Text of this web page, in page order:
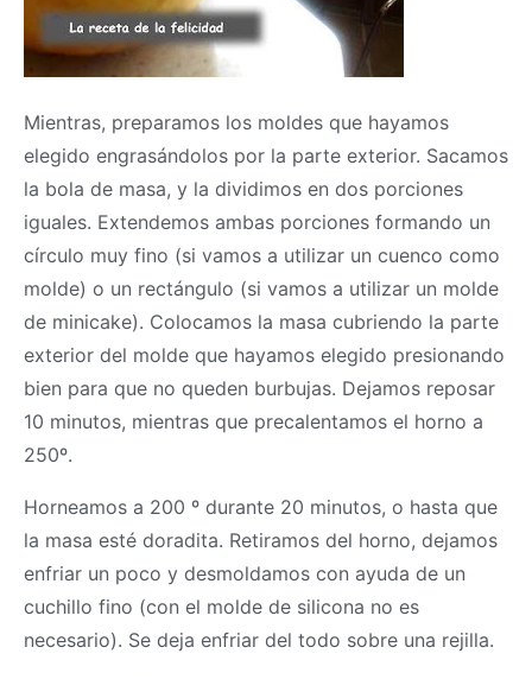
Mientras, preparamos los moldes que hayamos
elegido engrasándolos por la parte exterior. Sacamos
la bola de masa, y la dividimos en dos porciones
iguales. Extendemos ambas porciones formando un
círculo muy fino (si vamos a utilizar un cuenco como
molde) o un rectángulo (si vamos a utilizar un molde
de minicake). Colocamos la masa cubriendo la parte
exterior del molde que hayamos elegido presionando
bien para que no queden burbujas. Dejamos reposar
10 minutos, mientras que precalentamos el horno a
250º.
Horneamos a 200 º durante 20 minutos, o hasta que
la masa esté doradita. Retiramos del horno, dejamos
enfriar un poco y desmoldamos con ayuda de un
cuchillo fino (con el molde de silicona no es
necesario). Se deja enfriar del todo sobre una rejilla.